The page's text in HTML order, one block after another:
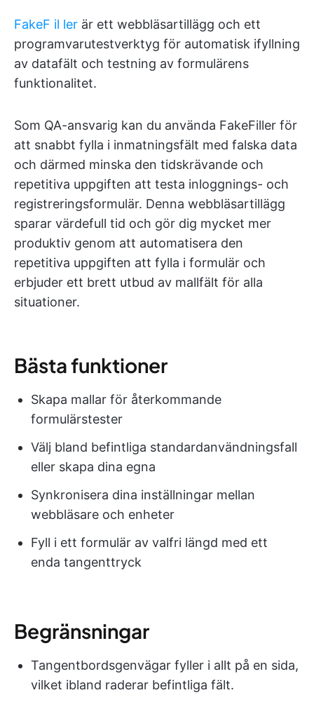
FakeF il ler är ett webbläsartillägg och ett
programvarutestverktyg för automatisk ifyllning
av datafält och testning av formulärens
funktionalitet.
Som QA-ansvarig kan du använda FakeFiller för
att snabbt fylla i inmatningsfält med falska data
och därmed minska den tidskrävande och
repetitiva uppgiften att testa inloggnings- och
registreringsformulär. Denna webbläsartillägg
sparar värdefull tid och gör dig mycket mer
produktiv genom att automatisera den
repetitiva uppgiften att fylla i formulär och
erbjuder ett brett utbud av mallfält för alla
situationer.
Bästa funktioner
Skapa mallar för återkommande
formulärstester
Välj bland befintliga standardanvändningsfall
eller skapa dina egna
Synkronisera dina inställningar mellan
webbläsare och enheter
Fyll i ett formulär av valfri längd med ett
enda tangenttryck
Begränsningar
Tangentbordsgenvägar fyller i allt på en sida,
vilket ibland raderar befintliga fält.